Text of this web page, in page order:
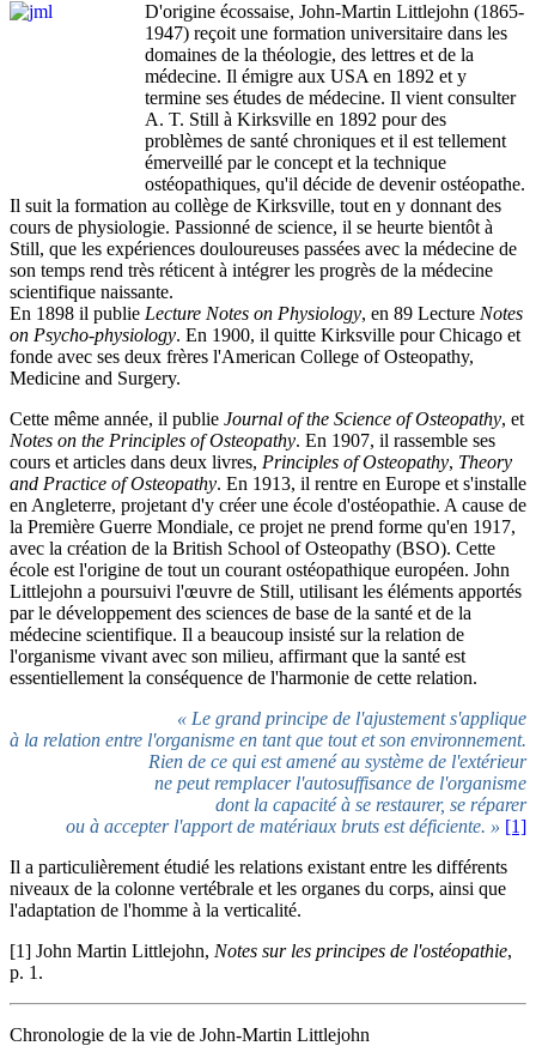
D'origine écossaise, John-Martin Littlejohn (1865-
1947) reçoit une formation universitaire dans les
domaines de la théologie, des lettres et de la
médecine. Il émigre aux USA en 1892 et y
termine ses études de médecine. Il vient consulter
A. T. Still à Kirksville en 1892 pour des
problèmes de santé chroniques et il est tellement
émerveillé par le concept et la technique
ostéopathiques, qu'il décide de devenir ostéopathe.
Il suit la formation au collège de Kirksville, tout en y donnant des
cours de physiologie. Passionné de science, il se heurte bientôt à
Still, que les expériences douloureuses passées avec la médecine de
son temps rend très réticent à intégrer les progrès de la médecine
scientifique naissante.
En 1898 il publie Lecture Notes on Physiology, en 89 Lecture Notes
on Psycho-physiology. En 1900, il quitte Kirksville pour Chicago et
fonde avec ses deux frères l'American College of Osteopathy,
Medicine and Surgery.
Cette même année, il publie Journal of the Science of Osteopathy, et
Notes on the Principles of Osteopathy. En 1907, il rassemble ses
cours et articles dans deux livres, Principles of Osteopathy, Theory
and Practice of Osteopathy. En 1913, il rentre en Europe et s'installe
en Angleterre, projetant d'y créer une école d'ostéopathie. A cause de
la Première Guerre Mondiale, ce projet ne prend forme qu'en 1917,
avec la création de la British School of Osteopathy (BSO). Cette
école est l'origine de tout un courant ostéopathique européen. John
Littlejohn a poursuivi l'œuvre de Still, utilisant les éléments apportés
par le développement des sciences de base de la santé et de la
médecine scientifique. Il a beaucoup insisté sur la relation de
l'organisme vivant avec son milieu, affirmant que la santé est
essentiellement la conséquence de l'harmonie de cette relation.
« Le grand principe de l'ajustement s'applique
à la relation entre l'organisme en tant que tout et son environnement.
Rien de ce qui est amené au système de l'extérieur
ne peut remplacer l'autosuffisance de l'organisme
dont la capacité à se restaurer, se réparer
ou à accepter l'apport de matériaux bruts est déficiente. » [1]
Il a particulièrement étudié les relations existant entre les différents
niveaux de la colonne vertébrale et les organes du corps, ainsi que
l'adaptation de l'homme à la verticalité.
[1] John Martin Littlejohn, Notes sur les principes de l'ostéopathie,
p. 1.
Chronologie de la vie de John-Martin Littlejohn